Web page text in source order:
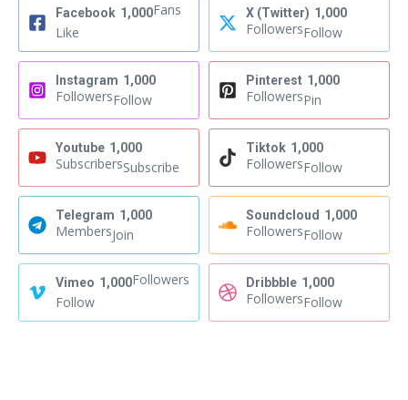
Facebook 1,000Fans
Like
X (Twitter) 1,000
FollowersFollow
Instagram 1,000
FollowersFollow
Pinterest 1,000
FollowersPin
Youtube 1,000
SubscribersSubscribe
Tiktok 1,000
FollowersFollow
Telegram 1,000
MembersJoin
Soundcloud 1,000
FollowersFollow
Vimeo 1,000Followers
Follow
Dribbble 1,000
FollowersFollow